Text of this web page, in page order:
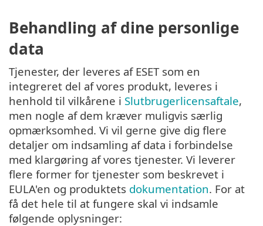
Behandling af dine personlige
data
Tjenester, der leveres af ESET som en
integreret del af vores produkt, leveres i
henhold til vilkårene i Slutbrugerlicensaftale,
men nogle af dem kræver muligvis særlig
opmærksomhed. Vi vil gerne give dig flere
detaljer om indsamling af data i forbindelse
med klargøring af vores tjenester. Vi leverer
flere former for tjenester som beskrevet i
EULA'en og produktets dokumentation. For at
få det hele til at fungere skal vi indsamle
følgende oplysninger: